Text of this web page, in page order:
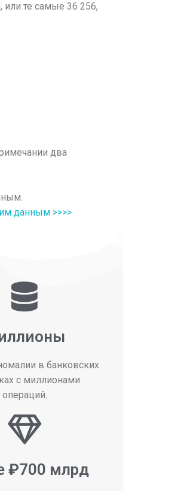
или те самые 36 256,
два
данным >>>>
в банковских
с миллионами
операций.
₽700 млрд